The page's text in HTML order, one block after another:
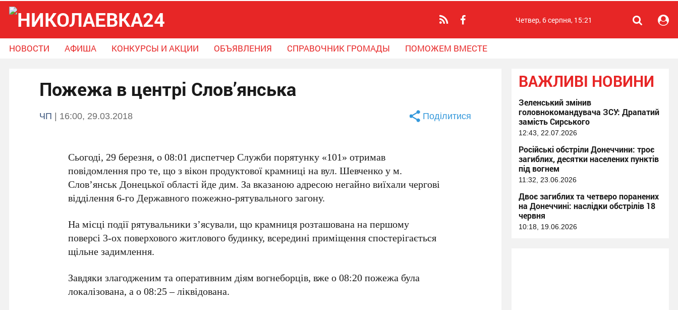
Четвер, 6 серпня, 15:21
НОВОСТИ АФИША КОНКУРСЫ И АКЦИИ ОБЪЯВЛЕНИЯ СПРАВОЧНИК ГРОМАДЫ ПОМОЖЕМ ВМЕСТЕ
Объявления
Справочник громады
Пожежа в центрі Слов’янська
ЧП | 16:00, 29.03.2018 Поділитися
Сьогоді, 29 березня, о 08:01 диспетчер Служби порятунку «101» отримав
повідомлення про те, що з вікон продуктової крамниці на вул. Шевченко у м.
Слов’янськ Донецької області йде дим. За вказаною адресою негайно виїхали чергові
відділення 6-го Державного пожежно-рятувального загону.
На місці події рятувальники з’ясували, що крамниця розташована на першому
поверсі 3-ох поверхового житлового будинку, всередині приміщення спостерігається
щільне задимлення.
Завдяки злагодженим та оперативним діям вогнеборців, вже о 08:20 пожежа була
локалізована, а о 08:25 – ліквідована.
ВАЖЛИВІ НОВИНИ
Зеленський змінив
головнокомандувача ЗСУ: Драпатий
замість Сирського
12:43, 22.07.2026
Російські обстріли Донеччини: троє
загиблих, десятки населених пунктів
під вогнем
11:32, 23.06.2026
Двоє загиблих та четверо поранених
на Донеччині: наслідки обстрілів 18
червня
10:18, 19.06.2026